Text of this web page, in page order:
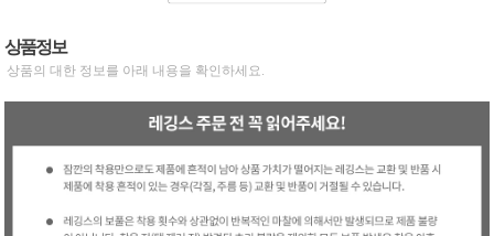
상품정보
상품의 대한 정보를 아래 내용을 확인하세요.